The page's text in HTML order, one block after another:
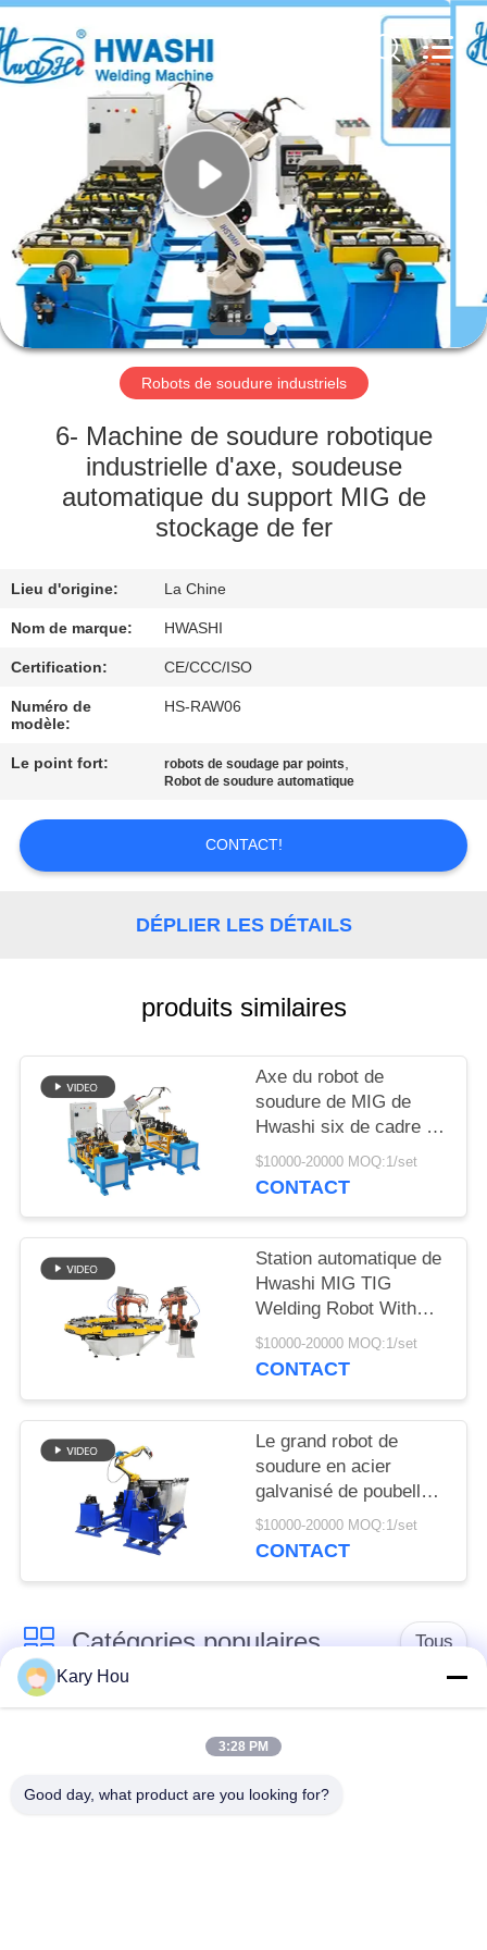
MAISON
PRODUITS
AU
SUJET
DE
NOUS
VISITE
D'USINE
CONTRÔLE
QUALITÉ
CONTACTEZ-
NOUS
NOUVELLES
CAS
CITATION
PLAN
POLITIQUE
MATIÈRE
PROTECTION
DE
PRIVÉE
2026
HWASHI
TECHNOLOGY
INC..
All
Rights
Robots de soudure industriels
6- Machine de soudure robotique
industrielle d'axe, soudeuse
automatique du support MIG de
stockage de fer
Lieu d'origine: La Chine
Nom de marque: HWASHI
Certification: CE/CCC/ISO
Numéro de
modèle:
HS-RAW06
Le point fort: robots de soudage par points,
Robot de soudure automatique
CONTACT!
DÉPLIER LES DÉTAILS
produits similaires
Axe du robot de
soudure de MIG de
Hwashi six de cadre de
chaise d'acier
inoxydable
$10000-20000 MOQ:1/set
CONTACT
Station automatique de
Hwashi MIG TIG
Welding Robot With
Rotating pour le coin
de support de stockage
$10000-20000 MOQ:1/set
CONTACT
Le grand robot de
soudure en acier
galvanisé de poubelle
de déchets configurent
le système de piste de
$10000-20000 MOQ:1/set
CONTACT
Catégories populaires Tous
Machine de soudage
Machine de soudage
de treillis métallique
machine de soudure
machine de soudure
Kary Hou
3:28 PM
Good day, what product are you looking for?